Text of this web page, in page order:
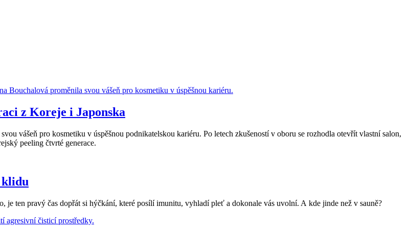
z Koreje i Japonska
vášeň pro kosmetiku v úspěšnou podnikatelskou kariéru. Po letech zkušeností v oboru se rozhodla otevřít vlastní salon,
peeling čtvrté generace.
klidu
je ten pravý čas dopřát si hýčkání, které posílí imunitu, vyhladí pleť a dokonale vás uvolní. A kde jinde než v sauně?